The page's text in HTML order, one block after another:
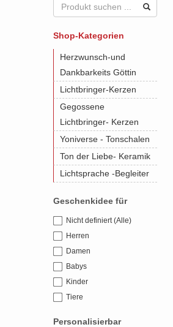
Shop-Kategorien
Herzwunsch-und
Dankbarkeits Göttin
Lichtbringer-Kerzen
Gegossene
Lichtbringer- Kerzen
Yoniverse - Tonschalen
Ton der Liebe- Keramik
Lichtsprache -Begleiter
Geschenkidee für
Nicht definiert (Alle)
Herren
Damen
Babys
Kinder
Tiere
Personalisierbar